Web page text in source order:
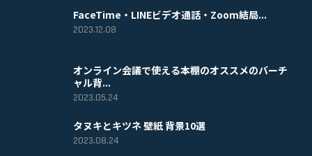
FaceTime・LINEビデオ通話・Zoom結局...
2023.12.08
オンライン会議で使える本棚のオススメのバーチ
ャル背...
2023.05.24
タヌキとキツネ 壁紙 背景10選
2023.08.24